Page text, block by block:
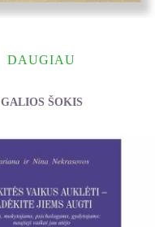
DAUGIAU
GALIOS ŠOKIS